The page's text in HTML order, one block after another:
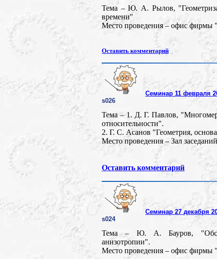
Тема – Ю. А. Рылов,
времени"
Место проведения – офис фирмы
Оставить комментарий
Семинар 11 февраля
s026
Тема – 1. Д. Г. Павлов,
относительности".
2. Г. С. Асанов "Геометрия,
Место проведения – Зал
Оставить комментарий
Семинар 27 декабря
s024
Тема – Ю. А. Бауров,
анизотропии".
Место проведения – офис фирмы